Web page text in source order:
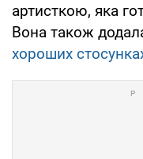
артисткою, яка
Вона також
хороших